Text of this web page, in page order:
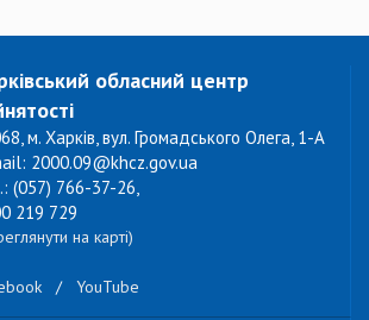
обласний центр
м. Харків, вул. Громадського Олега, 1-А
2000.09@khcz.gov.ua
(057) 766-37-26,
219 729
на карті)
/ YouTube